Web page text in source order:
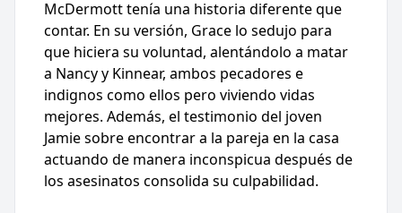
McDermott tenía una historia diferente que
contar. En su versión, Grace lo sedujo para
que hiciera su voluntad, alentándolo a matar
a Nancy y Kinnear, ambos pecadores e
indignos como ellos pero viviendo vidas
mejores. Además, el testimonio del joven
Jamie sobre encontrar a la pareja en la casa
actuando de manera inconspicua después de
los asesinatos consolida su culpabilidad.